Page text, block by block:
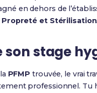
en dehors de
Propreté et Stérilisation.
son stage
PFMP trouvée, le vrai
professionnel. Tu